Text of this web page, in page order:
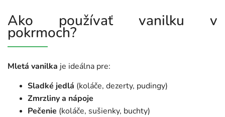
Ako používať vanilku v
pokrmoch?
Mletá vanilka je ideálna pre:
Sladké jedlá (koláče, dezerty, pudingy)
Zmrzliny a nápoje
Pečenie (koláče, sušienky, buchty)